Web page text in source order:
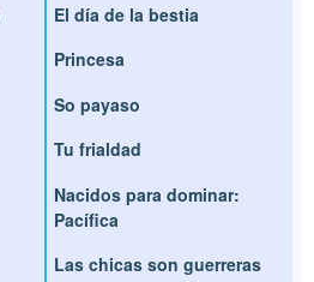
El día de la bestia
Princesa
So payaso
Tu frialdad
Nacidos para dominar:
Pacífica
Las chicas son guerreras